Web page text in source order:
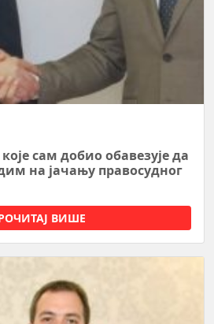
сам добио обавезује да
на јачању правосудног
ВИШЕ